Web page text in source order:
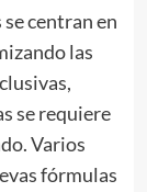
centran en
las
se requiere
Varios
fórmulas